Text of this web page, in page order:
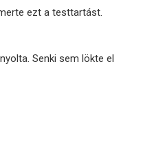
ezt a testtartást.
Senki sem lökte el